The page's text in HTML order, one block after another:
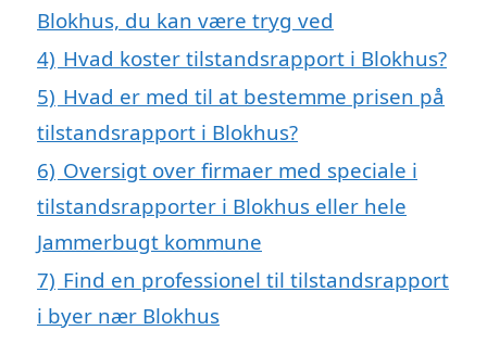
Blokhus, du kan være tryg ved
4) Hvad koster tilstandsrapport i Blokhus?
5) Hvad er med til at bestemme prisen på
tilstandsrapport i Blokhus?
6) Oversigt over firmaer med speciale i
tilstandsrapporter i Blokhus eller hele
Jammerbugt kommune
7) Find en professionel til tilstandsrapport
i byer nær Blokhus